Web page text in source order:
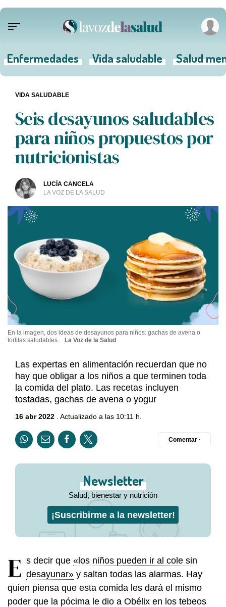
Enfermedades Vida saludable Salud
Seis desayunos saludables
para niños propuestos por
nutricionistas
LUCÍA CANCELA
LA VOZ DE LA SALUD
VIDA SALUDABLE
En la imagen, dos ideas de desayunos para niños: gachas de avena o
tortitas saludables.
La Voz de la Salud
Las expertas en alimentación recuerdan que no
hay que obligar a los niños a que terminen toda
la comida del plato. Las recetas incluyen
tostadas, gachas de avena o yogur
16 abr 2022 . Actualizado a las 10:11 h.
Comentar ·
Newsletter
Salud, bienestar y nutrición
¡Suscribirme a la newsletter!
E s decir que «los niños pueden ir al cole sin
desayunar» y saltan todas las alarmas. Hay
quien piensa que esta comida les dará el mismo
poder que la pócima le dio a Obélix en los tebeos